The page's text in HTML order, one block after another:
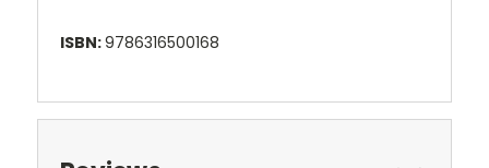
ISBN:9786316500168